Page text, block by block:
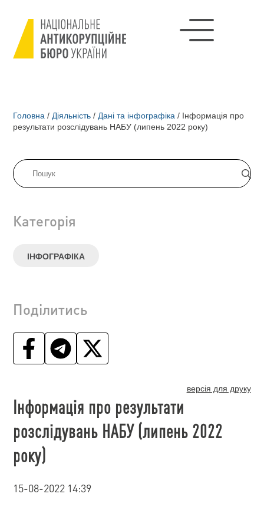
Головна / Діяльність / Дані та інфографіка / Інформація про
результати розслідувань НАБУ (липень 2022 року)
Категорія
ІНФОГРАФІКА
Поділитись
версія для друку
Інформація про результати
розслідувань НАБУ (липень 2022
року)
15-08-2022 14:39